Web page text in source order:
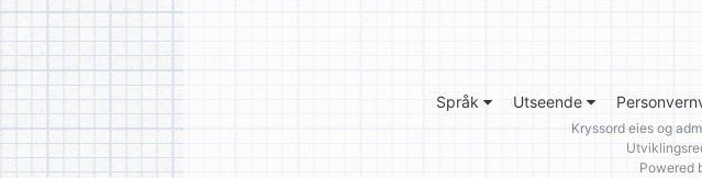
Språk Utseende
Kryssord eies og
Powered